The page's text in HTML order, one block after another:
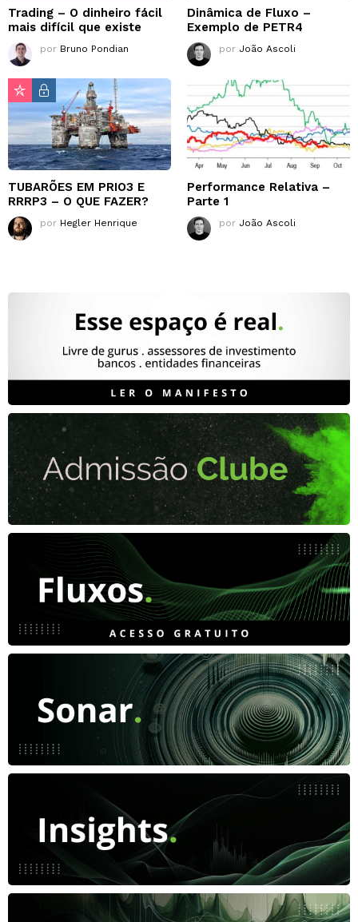
Trading – O dinheiro fácil
mais difícil que existe
por Bruno Pondian
Dinâmica de Fluxo –
Exemplo de PETR4
por João Ascoli
TUBARÕES EM PRIO3 E
RRRP3 – O QUE FAZER?
por Hegler Henrique
Performance Relativa –
Parte 1
por João Ascoli